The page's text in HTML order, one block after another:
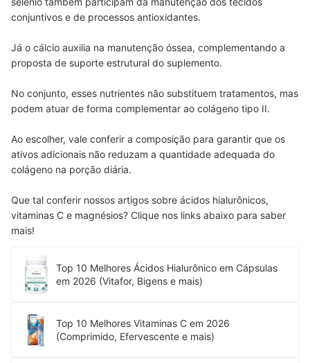
conjuntivos e de processos antioxidantes.
Já o cálcio auxilia na manutenção óssea, complementando a
proposta de suporte estrutural do suplemento.
No conjunto, esses nutrientes não substituem tratamentos, mas
podem atuar de forma complementar ao colágeno tipo II.
Ao escolher, vale conferir a composição para garantir que os
ativos adicionais não reduzam a quantidade adequada do
colágeno na porção diária.
Que tal conferir nossos artigos sobre ácidos hialurônicos,
vitaminas C e magnésios? Clique nos links abaixo para saber
mais!
Top 10 Melhores Ácidos Hialurônico em Cápsulas
em 2026 (Vitafor, Bigens e mais)
Top 10 Melhores Vitaminas C em 2026
(Comprimido, Efervescente e mais)